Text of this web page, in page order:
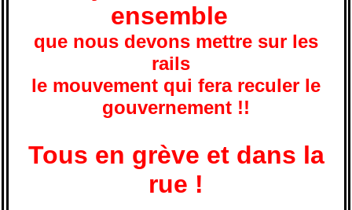
ensemble
que nous devons mettre sur les
rails
le mouvement qui fera reculer le
gouvernement !!
Tous en grève et dans la
rue !